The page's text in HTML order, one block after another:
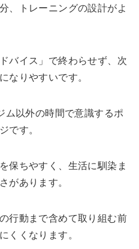
、トレーニングの設計がよ
バイス」で終わらせず、次
なりやすいです。
ム以外の時間で意識するポ
です。
保ちやすく、生活に馴染ま
があります。
行動まで含めて取り組む前
くくなります。